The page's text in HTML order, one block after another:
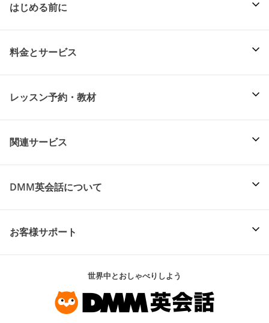
はじめる前に
料金とサービス
レッスン予約・教材
関連サービス
DMM英会話について
お客様サポート
世界中とおしゃべりしよう